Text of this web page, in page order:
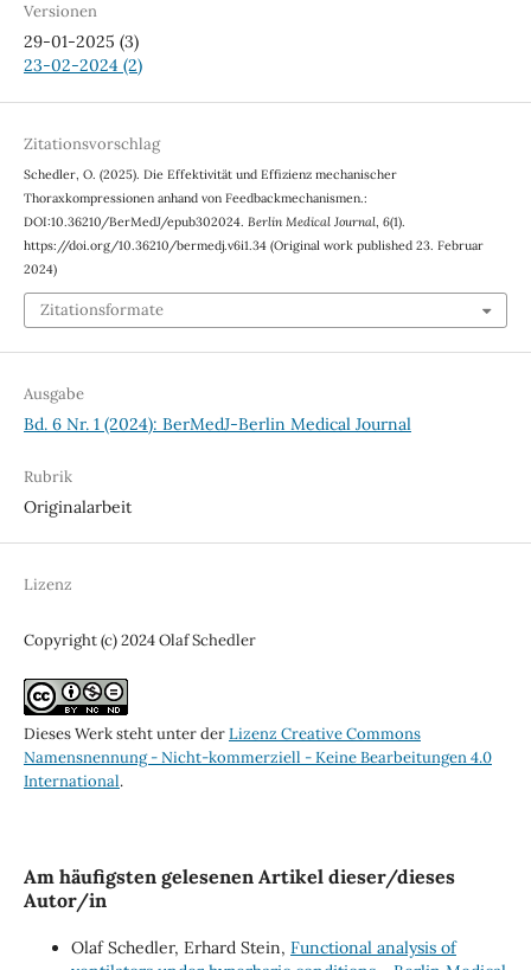
Versionen
29-01-2025 (3)
23-02-2024 (2)
Zitationsvorschlag
Schedler, O. (2025). Die Effektivität und Effizienz mechanischer
Thoraxkompressionen anhand von Feedbackmechanismen.:
DOI:10.36210/BerMedJ/epub302024. Berlin Medical Journal, 6(1).
https://doi.org/10.36210/bermedj.v6i1.34 (Original work published 23. Februar
2024)
Zitationsformate
Ausgabe
Bd. 6 Nr. 1 (2024): BerMedJ-Berlin Medical Journal
Rubrik
Originalarbeit
Lizenz
Copyright (c) 2024 Olaf Schedler
Dieses Werk steht unter derLizenz Creative Commons
Namensnennung - Nicht-kommerziell - Keine Bearbeitungen 4.0
International.
Am häufigsten gelesenen Artikel dieser/dieses
Autor/in
Olaf Schedler, Erhard Stein, Functional analysis of